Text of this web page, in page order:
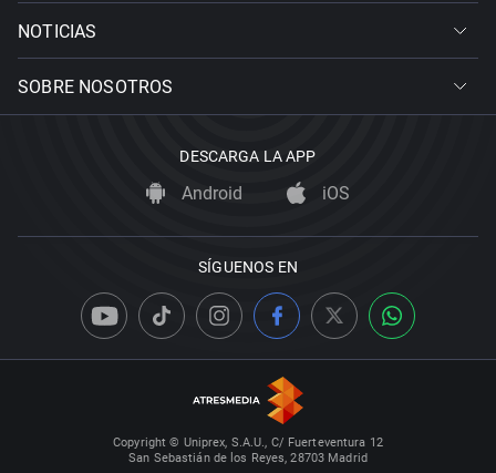
NOTICIAS
SOBRE NOSOTROS
DESCARGA LA APP
Android iOS
SÍGUENOS EN
Copyright © Uniprex, S.A.U., C/ Fuerteventura 12
San Sebastián de los Reyes, 28703 Madrid